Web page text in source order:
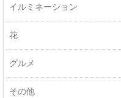
イルミネーション
花
グルメ
その他